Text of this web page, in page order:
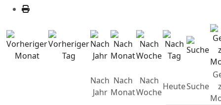
Nach
Jahr
Nach
Monat
Nach
Woche
HeuteSuche